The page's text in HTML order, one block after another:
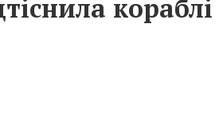
кораблі